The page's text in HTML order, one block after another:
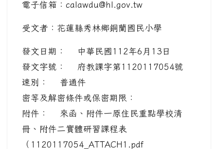
電子信箱：calawdu@hl.gov.tw
受文者：花蓮縣秀林鄉銅蘭國民小學
發文日期： 中華民國112年6月13日
發文字號： 府教課字第1120117054號
速別： 普通件
密等及解密條件或保密期限：
附件： 來函、附件一原住民重點學校清
冊、附件二實體研習課程表
（1120117054_ATTACH1.pdf